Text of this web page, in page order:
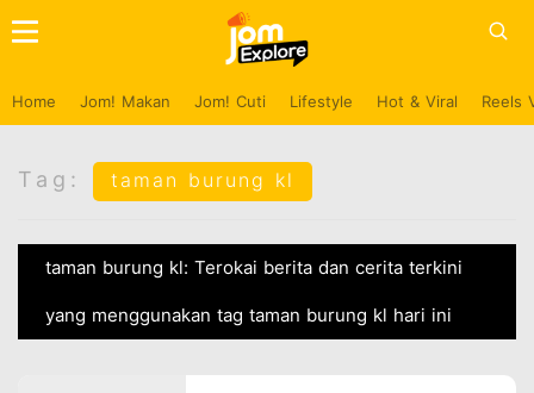
Home Jom! Makan Jom! Cuti Lifestyle Hot & Viral Reels
Tag: taman burung kl
taman burung kl: Terokai berita dan cerita terkini
yang menggunakan tag taman burung kl hari ini